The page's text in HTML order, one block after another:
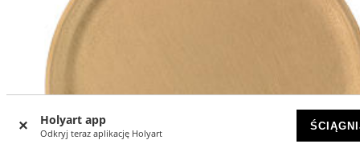
Holyart app
Odkryj teraz aplikację Holyart